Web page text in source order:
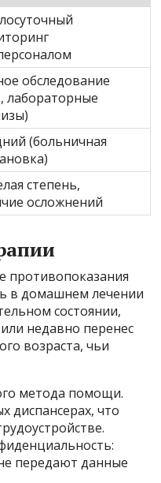
обследование
лабораторные
(больничная
степень,
осложнений
противопоказания
в домашнем лечении
состоянии,
недавно перенес
возраста, чьи
метода помощи.
диспансерах, что
передают данные